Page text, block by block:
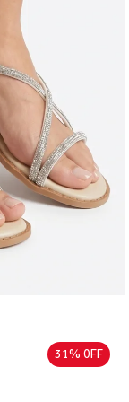
31% 0FF